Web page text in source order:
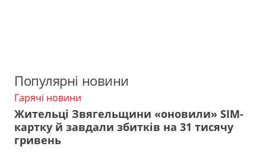
Популярні новини
Гарячі новини
Жительці Звягельщини «оновили» SIM-
картку й завдали збитків на 31 тисячу
гривень